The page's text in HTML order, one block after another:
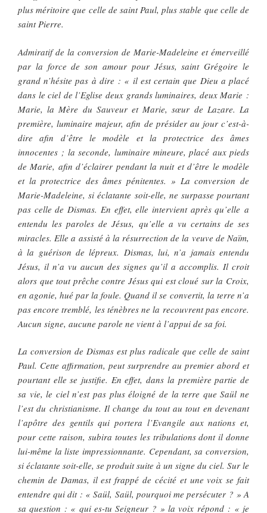
plus méritoire que celle de saint Paul, plus stable que celle de
saint Pierre.
Admiratif de la conversion de Marie-Madeleine et émerveillé
par la force de son amour pour Jésus, saint Grégoire le
grand n’hésite pas à dire : « il est certain que Dieu a placé
dans le ciel de l’Eglise deux grands luminaires, deux Marie :
Marie, la Mère du Sauveur et Marie, sœur de Lazare. La
première, luminaire majeur, afin de présider au jour c’est-à-
dire afin d’être le modèle et la protectrice des âmes
innocentes ; la seconde, luminaire mineure, placé aux pieds
de Marie, afin d’éclairer pendant la nuit et d’être le modèle
et la protectrice des âmes pénitentes. » La conversion de
Marie-Madeleine, si éclatante soit-elle, ne surpasse pourtant
pas celle de Dismas. En effet, elle intervient après qu’elle a
entendu les paroles de Jésus, qu’elle a vu certains de ses
miracles. Elle a assisté à la résurrection de la veuve de Naïm,
à la guérison de lépreux. Dismas, lui, n’a jamais entendu
Jésus, il n’a vu aucun des signes qu’il a accomplis. Il croit
alors que tout prêche contre Jésus qui est cloué sur la Croix,
en agonie, hué par la foule. Quand il se convertit, la terre n’a
pas encore tremblé, les ténèbres ne la recouvrent pas encore.
Aucun signe, aucune parole ne vient à l’appui de sa foi.
La conversion de Dismas est plus radicale que celle de saint
Paul. Cette affirmation, peut surprendre au premier abord et
pourtant elle se justifie. En effet, dans la première partie de
sa vie, le ciel n’est pas plus éloigné de la terre que Saül ne
l’est du christianisme. Il change du tout au tout en devenant
l’apôtre des gentils qui portera l’Evangile aux nations et,
pour cette raison, subira toutes les tribulations dont il donne
lui-même la liste impressionnante. Cependant, sa conversion,
si éclatante soit-elle, se produit suite à un signe du ciel. Sur le
chemin de Damas, il est frappé de cécité et une voix se fait
entendre qui dit : « Saül, Saül, pourquoi me persécuter ? » A
sa question : « qui es-tu Seigneur ? » la voix répond : « je